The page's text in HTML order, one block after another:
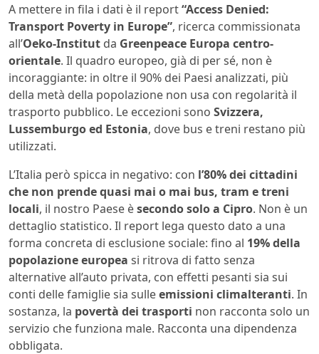
A mettere in fila i dati è il report“Access Denied:
Transport Poverty in Europe”, ricerca commissionata
all’Oeko-Institut da Greenpeace Europa centro-
orientale. Il quadro europeo, già di per sé, non è
incoraggiante: in oltre il 90% dei Paesi analizzati, più
della metà della popolazione non usa con regolarità il
trasporto pubblico. Le eccezioni sono Svizzera,
Lussemburgo ed Estonia, dove bus e treni restano più
utilizzati.
L’Italia però spicca in negativo: con l’80% dei cittadini
che non prende quasi mai o mai bus, tram e treni
locali, il nostro Paese èsecondo solo a Cipro. Non è un
dettaglio statistico. Il report lega questo dato a una
forma concreta di esclusione sociale: fino al 19% della
popolazione europea si ritrova di fatto senza
alternative all’auto privata, con effetti pesanti sia sui
conti delle famiglie sia sulleemissioni climalteranti. In
sostanza, la povertà dei trasporti non racconta solo un
servizio che funziona male. Racconta una dipendenza
obbligata.